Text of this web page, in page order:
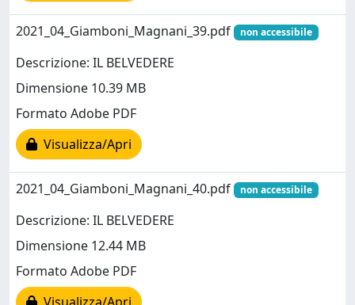
2021_04_Giamboni_Magnani_39.pdf non accessibile
Descrizione: IL BELVEDERE
Dimensione 10.39 MB
Formato Adobe PDF
Visualizza/Apri
2021_04_Giamboni_Magnani_40.pdf non accessibile
Descrizione: IL BELVEDERE
Dimensione 12.44 MB
Formato Adobe PDF